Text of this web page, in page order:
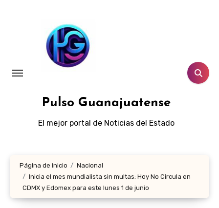
Pulso Guanajuatense
El mejor portal de Noticias del Estado
Página de inicio
Nacional
Inicia el mes mundialista sin multas: Hoy No Circula en
CDMX y Edomex para este lunes 1 de junio